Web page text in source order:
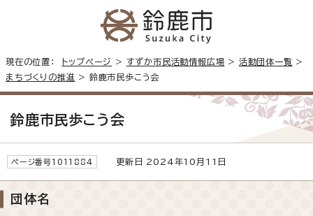
現在の位置： トップページ > すずか市民活動情報広場 > 活動団体一覧 >
まちづくりの推進 > 鈴鹿市民歩こう会
鈴鹿市民歩こう会
ページ番号1011884 更新日 2024年10月11日
団体名